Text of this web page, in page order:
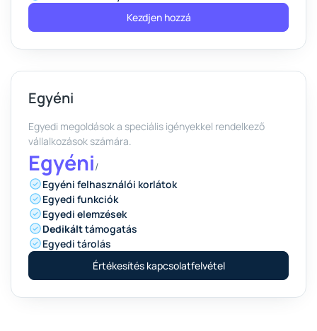
Kezdjen hozzá
Egyéni
Egyedi megoldások a speciális igényekkel rendelkező
vállalkozások számára.
Egyéni/
Egyéni felhasználói korlátok
Egyedi funkciók
Egyedi elemzések
Dedikálttámogatás
Egyedi tárolás
Értékesítés kapcsolatfelvétel